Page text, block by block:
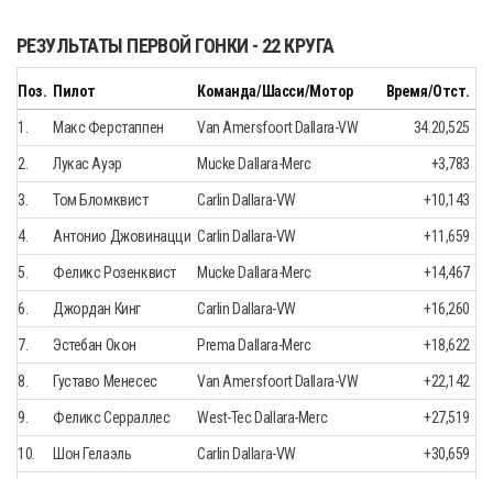
РЕЗУЛЬТАТЫ ПЕРВОЙ ГОНКИ - 22 КРУГА
Поз. Пилот Команда/Шасси/Мотор Время/Отст.
1. Макс Ферстаппен Van Amersfoort Dallara-VW 34.20,525
2. Лукас Ауэр Mucke Dallara-Merc +3,783
3. Том Бломквист Carlin Dallara-VW +10,143
4. Антонио Джовинацци Carlin Dallara-VW +11,659
5. Феликс Розенквист Mucke Dallara-Merc +14,467
6. Джордан Кинг Carlin Dallara-VW +16,260
7. Эстебан Окон Prema Dallara-Merc +18,622
8. Густаво Менесес Van Amersfoort Dallara-VW +22,142
9. Феликс Серраллес West-Tec Dallara-Merc +27,519
10. Шон Гелаэль Carlin Dallara-VW +30,659